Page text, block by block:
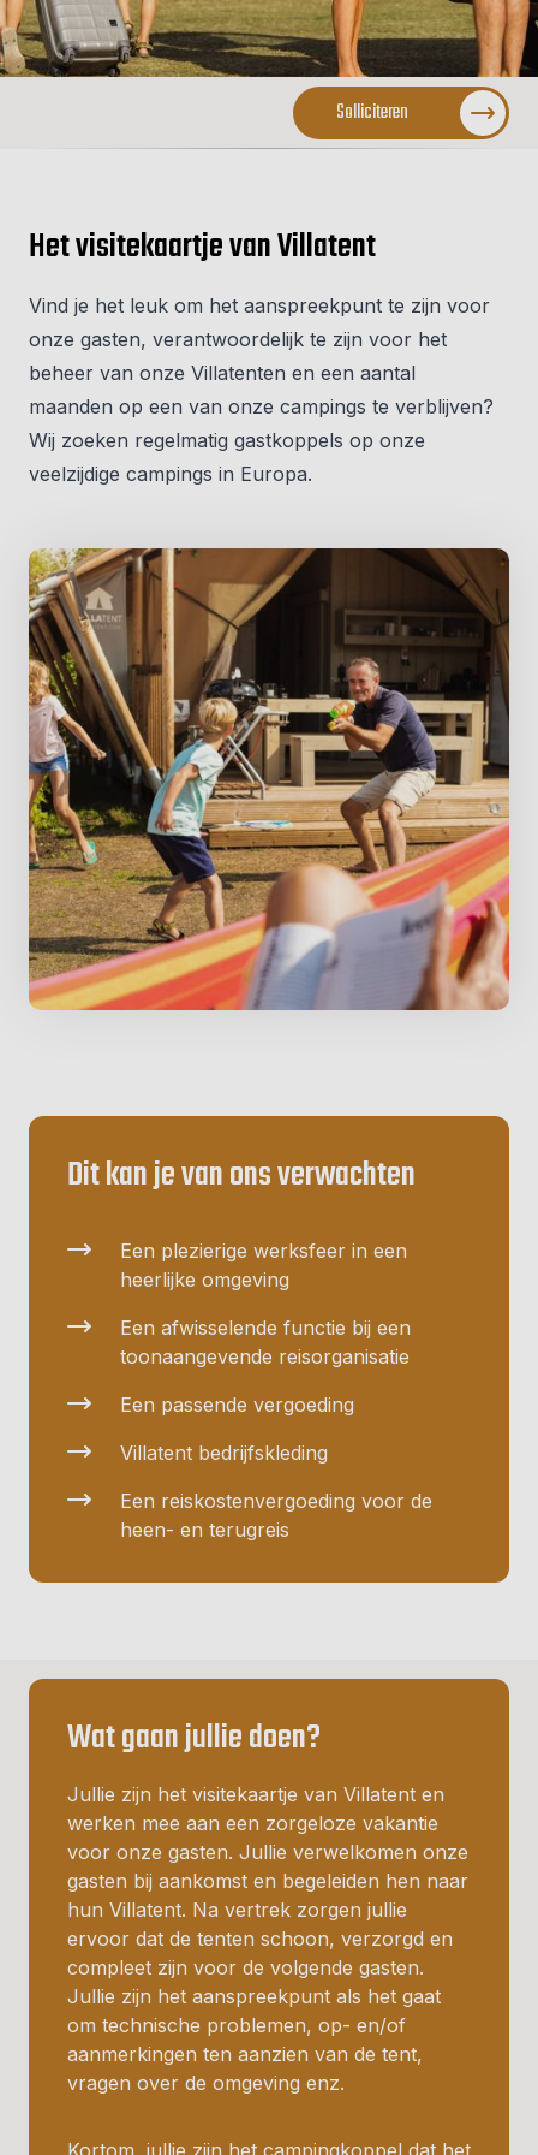
Solliciteren
Het visitekaartje van Villatent
Vind je het leuk om het aanspreekpunt te zijn voor
onze gasten, verantwoordelijk te zijn voor het
beheer van onze Villatenten en een aantal
maanden op een van onze campings te verblijven?
Wij zoeken regelmatig gastkoppels op onze
veelzijdige campings in Europa.
Dit kan je van ons verwachten
Een plezierige werksfeer in een
heerlijke omgeving
Een afwisselende functie bij een
toonaangevende reisorganisatie
Een passende vergoeding
Villatent bedrijfskleding
Een reiskostenvergoeding voor de
heen- en terugreis
Wat gaan jullie doen?
Jullie zijn het visitekaartje van Villatent en
werken mee aan een zorgeloze vakantie
voor onze gasten. Jullie verwelkomen onze
gasten bij aankomst en begeleiden hen naar
hun Villatent. Na vertrek zorgen jullie
ervoor dat de tenten schoon, verzorgd en
compleet zijn voor de volgende gasten.
Jullie zijn het aanspreekpunt als het gaat
om technische problemen, op- en/of
aanmerkingen ten aanzien van de tent,
vragen over de omgeving enz.
Kortom, jullie zijn het campingkoppel dat het